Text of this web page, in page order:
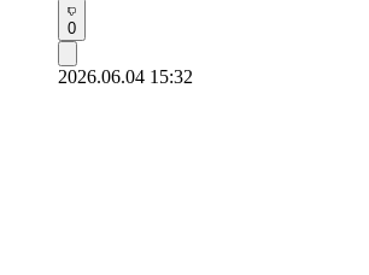
0
2026.06.04 15:32